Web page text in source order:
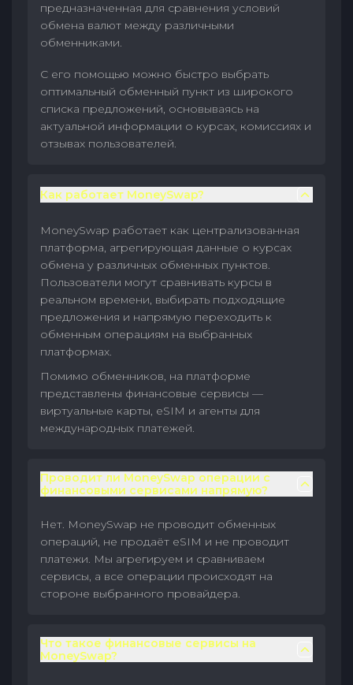
предназначенная для сравнения условий
обмена валют между различными
обменниками.
С его помощью можно быстро выбрать
оптимальный обменный пункт из широкого
списка предложений, основываясь на
актуальной информации о курсах, комиссиях и
отзывах пользователей.
Как работает MoneySwap?
MoneySwap работает как централизованная
платформа, агрегирующая данные о курсах
обмена у различных обменных пунктов.
Пользователи могут сравнивать курсы в
реальном времени, выбирать подходящие
предложения и напрямую переходить к
обменным операциям на выбранных
платформах.
Помимо обменников, на платформе
представлены финансовые сервисы —
виртуальные карты, eSIM и агенты для
международных платежей.
Проводит ли MoneySwap операции с
финансовыми сервисами напрямую?
Нет. MoneySwap не проводит обменных
операций, не продаёт eSIM и не проводит
платежи. Мы агрегируем и сравниваем
сервисы, а все операции происходят на
стороне выбранного провайдера.
Что такое финансовые сервисы на
MoneySwap?